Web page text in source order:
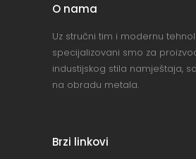
O nama
Uz stručni tim i modernu
specijalizovani smo za
industijskog stila namještaja,
na obradu metala.
Brzi linkovi